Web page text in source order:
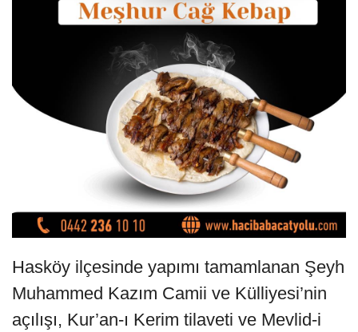
Hasköy ilçesinde yapımı tamamlanan Şeyh
Muhammed Kazım Camii ve Külliyesi’nin
açılışı, Kur’an-ı Kerim tilaveti ve Mevlid-i